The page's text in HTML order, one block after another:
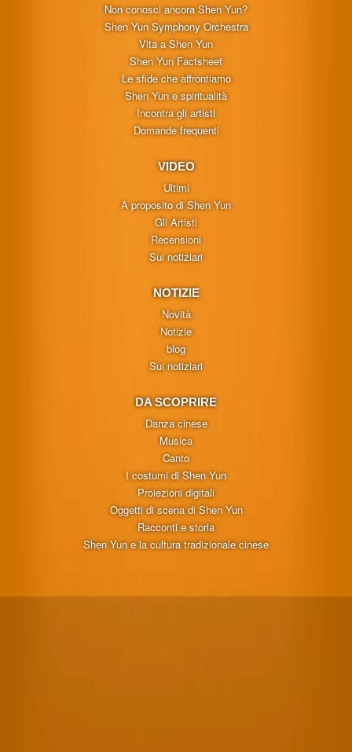
Non conosci ancora Shen Yun?
Shen Yun Symphony Orchestra
Vita a Shen Yun
Shen Yun Factsheet
Le sfide che affrontiamo
Shen Yun e spiritualità
Incontra gli artisti
Domande frequenti
VIDEO
Ultimi
A proposito di Shen Yun
Gli Artisti
Recensioni
Sui notiziari
NOTIZIE
Novità
Notizie
blog
Sui notiziari
DA SCOPRIRE
Danza cinese
Musica
Canto
I costumi di Shen Yun
Proiezioni digitali
Oggetti di scena di Shen Yun
Racconti e storia
Shen Yun e la cultura tradizionale cinese